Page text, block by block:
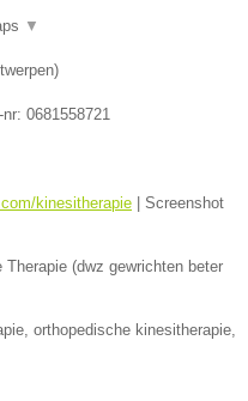
▼
)
nr: 0681558721
kinesitherapie | Screenshot
(dwz gewrichten beter
orthopedische kinesitherapie,